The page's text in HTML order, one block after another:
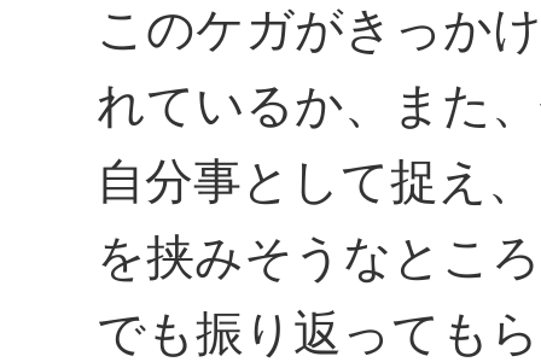
このケガがきっか
れているか、また
自分事として捉え
を挟みそうなとこ
でも振り返っても